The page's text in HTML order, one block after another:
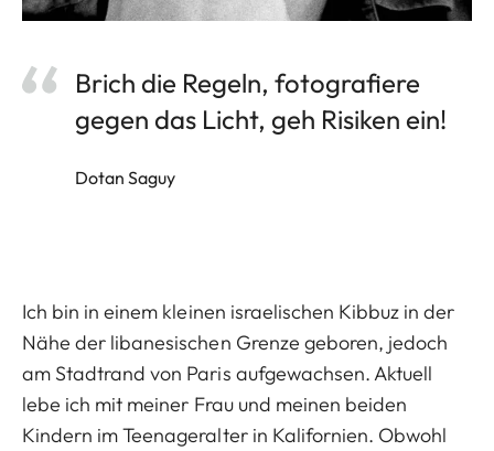
Brich die Regeln, fotografiere
gegen das Licht, geh Risiken ein!
Dotan Saguy
Ich bin in einem kleinen israelischen Kibbuz in der
Nähe der libanesischen Grenze geboren, jedoch
am Stadtrand von Paris aufgewachsen. Aktuell
lebe ich mit meiner Frau und meinen beiden
Kindern im Teenageralter in Kalifornien. Obwohl